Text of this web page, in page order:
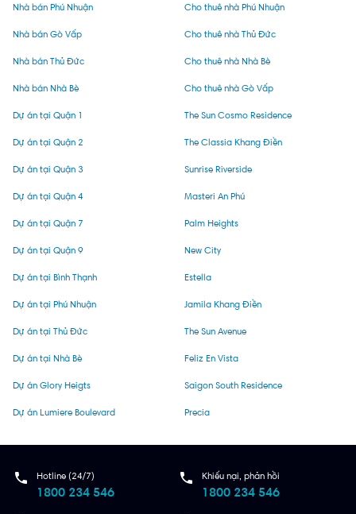
Nhà bán Phú Nhuận
Nhà bán Gò Vấp
Nhà bán Thủ Đức
Nhà bán Nhà Bè
Cho thuê nhà Phú Nhuận
Cho thuê nhà Thủ Đức
Cho thuê nhà Nhà Bè
Cho thuê nhà Gò Vấp
Dự án tại Quận 1
Dự án tại Quận 2
Dự án tại Quận 3
Dự án tại Quận 4
Dự án tại Quận 7
Dự án tại Quận 9
Dự án tại Bình Thạnh
Dự án tại Phú Nhuận
Dự án tại Thủ Đức
Dự án tại Nhà Bè
Dự án Glory Heigts
Dự án Lumiere Boulevard
The Sun Cosmo Residence
The Classia Khang Điền
Sunrise Riverside
Masteri An Phú
Palm Heights
New City
Estella
Jamila Khang Điền
The Sun Avenue
Feliz En Vista
Saigon South Residence
Precia
Hotline (24/7)
1800 234 546
Khiếu nại, phản hồi
1800 234 546